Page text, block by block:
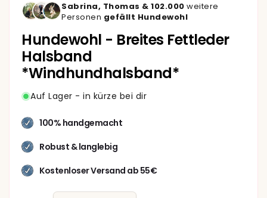
Sabrina, Thomas & 102.000weitere
Personen gefällt Hundewohl
Hundewohl - Breites Fettleder
Halsband
*Windhundhalsband*
Auf Lager - in kürze bei dir
100% handgemacht
Robust & langlebig
Kostenloser Versand ab 55€